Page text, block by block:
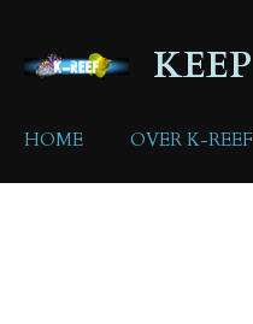
direct
naar
hoofdinhoud
HOME OVER K-REEF